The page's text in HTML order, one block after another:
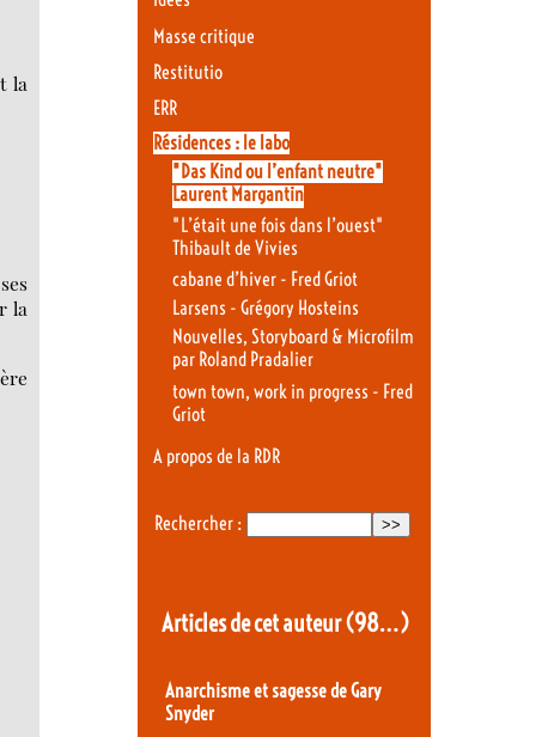
la
la
Masse critique
Restitutio
ERR
Résidences : le labo
"Das Kind ou l’enfant neutre"
Laurent Margantin
"L’était une fois dans l’ouest"
Thibault de Vivies
cabane d’hiver - Fred Griot
Larsens - Grégory Hosteins
Nouvelles, Storyboard & Microfilm
par Roland Pradalier
town town, work in progress - Fred
Griot
A propos de la RDR
Rechercher :
Articles de cet auteur(98…)
Anarchisme et sagesse de Gary
Snyder